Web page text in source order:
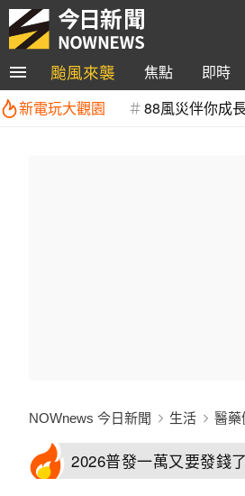
颱風來襲 焦點 即時
新電玩大觀園
88風災伴你成
NOWnews 今日新聞 生活 醫藥
2026普發一萬又要發錢